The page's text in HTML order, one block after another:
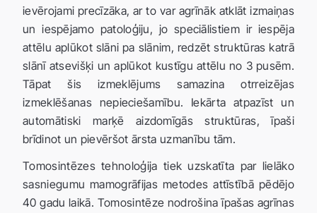
ievērojami precīzāka, ar to var agrīnāk atklāt izmaiņas
un iespējamo patoloģiju, jo speciālistiem ir iespēja
attēlu aplūkot slāni pa slānim, redzēt struktūras katrā
slānī atsevišķi un aplūkot kustīgu attēlu no 3 pusēm.
Tāpat šis izmeklējums samazina otrreizējas
izmeklēšanas nepieciešamību. Iekārta atpazīst un
automātiski marķē aizdomīgās struktūras, īpaši
brīdinot un pievēršot ārsta uzmanību tām.
Tomosintēzes tehnoloģija tiek uzskatīta par lielāko
sasniegumu mamogrāfijas metodes attīstībā pēdējo
40 gadu laikā. Tomosintēze nodrošina īpašas agrīnas